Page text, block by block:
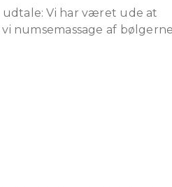
Vi har været ude at
numsemassage af